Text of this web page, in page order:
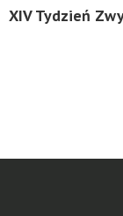
XIV Tydzień